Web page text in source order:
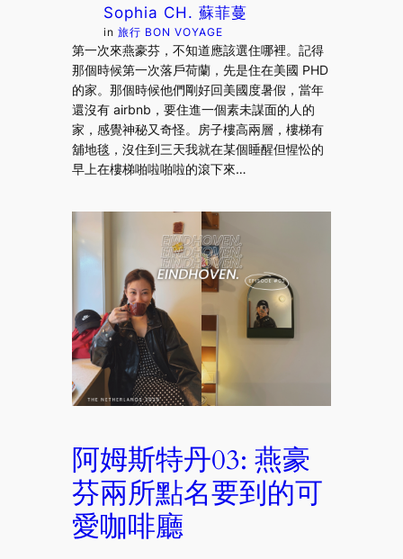
Sophia CH. 蘇菲蔓
in旅行 BON VOYAGE
第一次來燕豪芬，不知道應該選住哪裡。記得
那個時候第一次落戶荷蘭，先是住在美國 PHD
的家。那個時候他們剛好回美國度暑假，當年
還沒有 airbnb，要住進一個素未謀面的人的
家，感覺神秘又奇怪。房子樓高兩層，樓梯有
舖地毯，沒住到三天我就在某個睡醒但惺忪的
早上在樓梯啪啦啪啦的滾下來…
阿姆斯特丹03: 燕豪
芬兩所點名要到的可
愛咖啡廳